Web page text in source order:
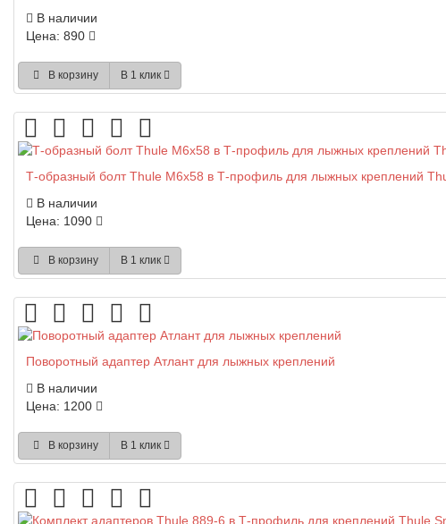
В наличии
Цена: 890
В корзину В 1 клик
Т-образный болт Thule M6x58 в Т-профиль для лыжных креплений
В наличии
Цена: 1090
В корзину В 1 клик
Поворотный адаптер Атлант для лыжных креплений
В наличии
Цена: 1200
В корзину В 1 клик